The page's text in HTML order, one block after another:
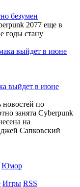
безумен
2077 еще в
годы стану
выйдет в июне
по
занята Cyberpunk
на
Сапковский
Юмор
Игры RSS